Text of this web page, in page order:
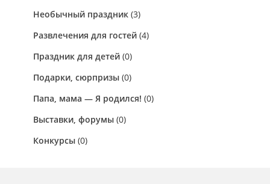
Необычный праздник(3)
Развлечения для гостей(4)
Праздник для детей(0)
Подарки, сюрпризы(0)
Папа, мама — Я родился! (0)
Выставки, форумы(0)
Конкурсы(0)